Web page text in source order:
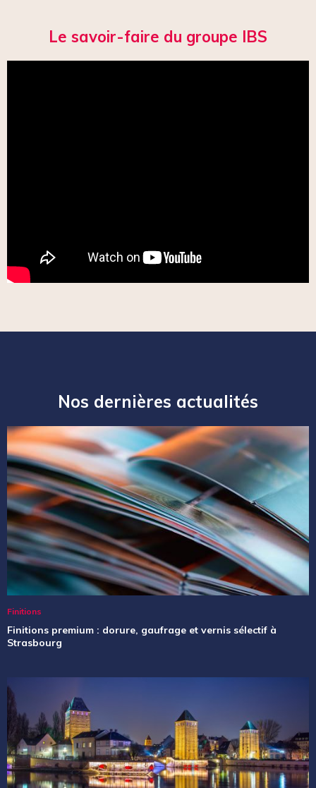
Le savoir-faire du groupe IBS
Nos dernières actualités
Finitions
Finitions premium : dorure, gaufrage et vernis sélectif à
Strasbourg